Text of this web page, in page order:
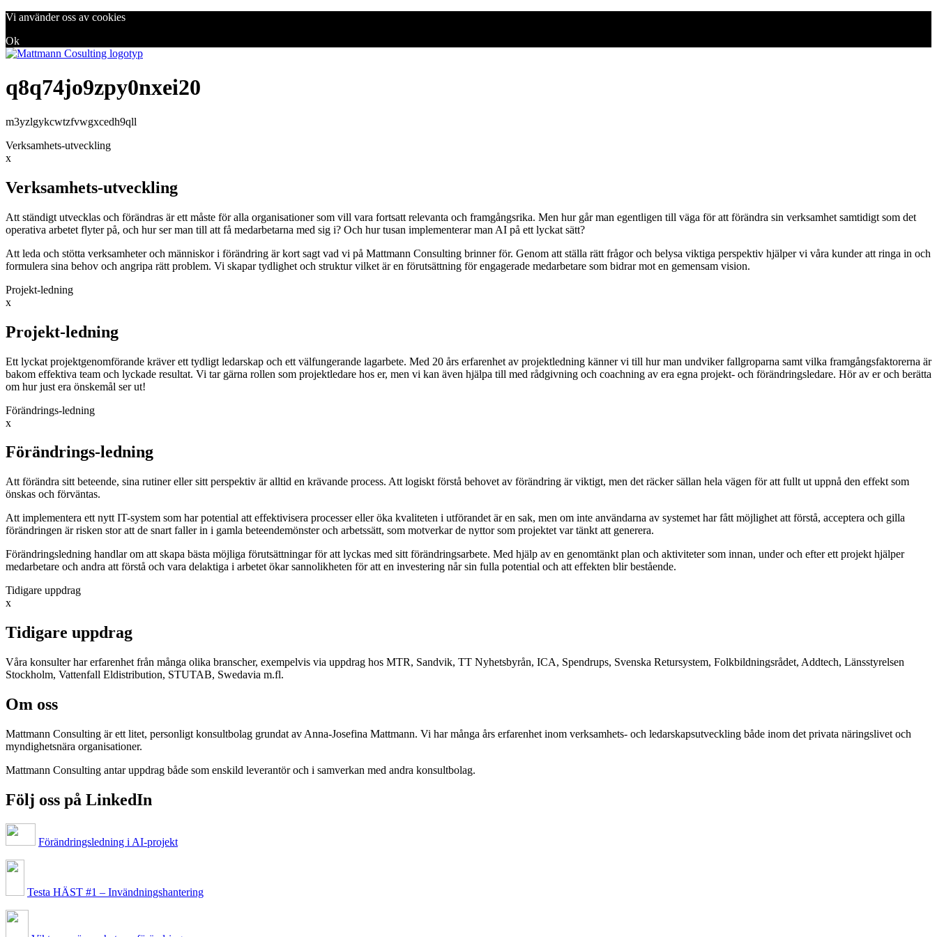
Vi använder oss av cookies
Ok
q8q74jo9zpy0nxei20
m3yzlgykcwtzfvwgxcedh9qll
Verksamhets-utveckling
x
Verksamhets-utveckling
Att ständigt utvecklas och förändras är ett måste för alla organisationer som vill vara fortsatt relevanta och framgångsrika. Men hur går man egentligen till väga för att förändra sin verksamhet samtidigt som det
operativa arbetet flyter på, och hur ser man till att få medarbetarna med sig i? Och hur tusan implementerar man AI på ett lyckat sätt?
Att leda och stötta verksamheter och människor i förändring är kort sagt vad vi på Mattmann Consulting brinner för. Genom att ställa rätt frågor och belysa viktiga perspektiv hjälper vi våra kunder att ringa in och
formulera sina behov och angripa rätt problem. Vi skapar tydlighet och struktur vilket är en förutsättning för engagerade medarbetare som bidrar mot en gemensam vision.
Projekt-ledning
x
Projekt-ledning
Ett lyckat projektgenomförande kräver ett tydligt ledarskap och ett välfungerande lagarbete. Med 20 års erfarenhet av projektledning känner vi till hur man undviker fallgroparna samt vilka framgångsfaktorerna är
bakom effektiva team och lyckade resultat. Vi tar gärna rollen som projektledare hos er, men vi kan även hjälpa till med rådgivning och coachning av era egna projekt- och förändringsledare. Hör av er och berätta
om hur just era önskemål ser ut!
Förändrings-ledning
x
Förändrings-ledning
Att förändra sitt beteende, sina rutiner eller sitt perspektiv är alltid en krävande process. Att logiskt förstå behovet av förändring är viktigt, men det räcker sällan hela vägen för att fullt ut uppnå den effekt som
önskas och förväntas.
Att implementera ett nytt IT-system som har potential att effektivisera processer eller öka kvaliteten i utförandet är en sak, men om inte användarna av systemet har fått möjlighet att förstå, acceptera och gilla
förändringen är risken stor att de snart faller in i gamla beteendemönster och arbetssätt, som motverkar de nyttor som projektet var tänkt att generera.
Förändringsledning handlar om att skapa bästa möjliga förutsättningar för att lyckas med sitt förändringsarbete. Med hjälp av en genomtänkt plan och aktiviteter som innan, under och efter ett projekt hjälper
medarbetare och andra att förstå och vara delaktiga i arbetet ökar sannolikheten för att en investering når sin fulla potential och att effekten blir bestående.
Tidigare uppdrag
x
Tidigare uppdrag
Våra konsulter har erfarenhet från många olika branscher, exempelvis via uppdrag hos MTR, Sandvik, TT Nyhetsbyrån, ICA, Spendrups, Svenska Retursystem, Folkbildningsrådet, Addtech, Länsstyrelsen
Stockholm, Vattenfall Eldistribution, STUTAB, Swedavia m.fl.
Om oss
Mattmann Consulting är ett litet, personligt konsultbolag grundat av Anna-Josefina Mattmann. Vi har många års erfarenhet inom verksamhets- och ledarskapsutveckling både inom det privata näringslivet och
myndighetsnära organisationer.
Mattmann Consulting antar uppdrag både som enskild leverantör och i samverkan med andra konsultbolag.
Följ oss på LinkedIn
Förändringsledning i AI-projekt
Testa HÄST #1 – Invändningshantering